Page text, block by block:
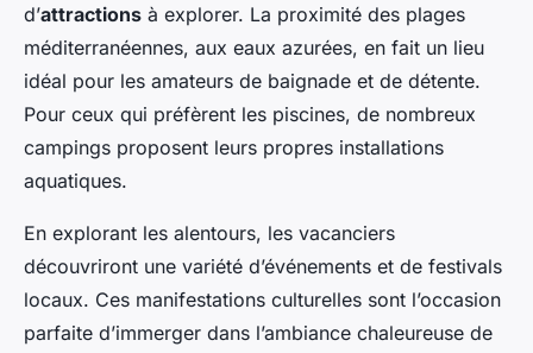
d’attractions à explorer. La proximité des plages
méditerranéennes, aux eaux azurées, en fait un lieu
idéal pour les amateurs de baignade et de détente.
Pour ceux qui préfèrent les piscines, de nombreux
campings proposent leurs propres installations
aquatiques.
En explorant les alentours, les vacanciers
découvriront une variété d’événements et de festivals
locaux. Ces manifestations culturelles sont l’occasion
parfaite d’immerger dans l’ambiance chaleureuse de